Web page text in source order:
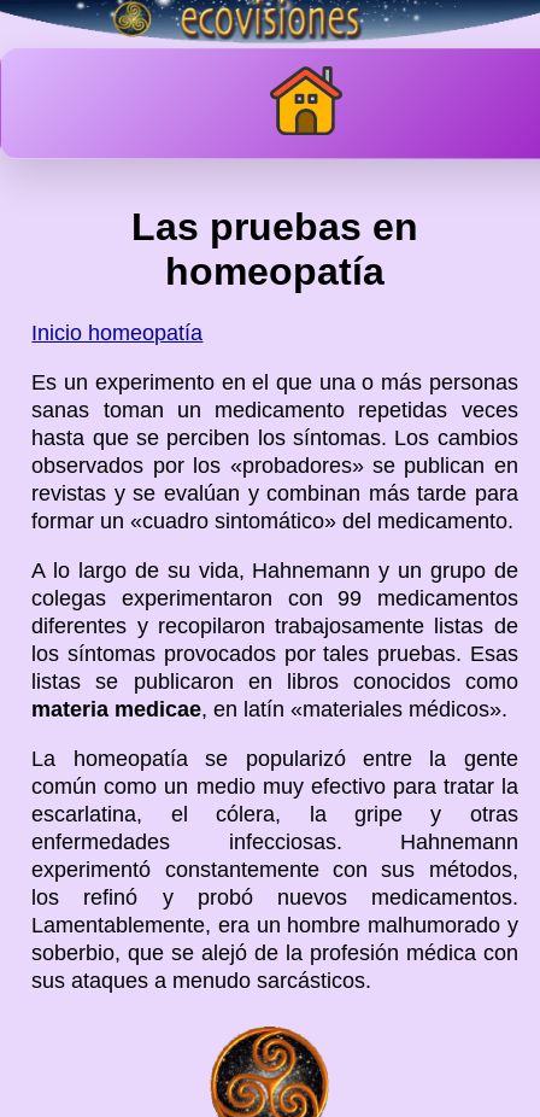
Las pruebas en
homeopatía
Inicio homeopatía
Es un experimento en el que una o más personas
sanas toman un medicamento repetidas veces
hasta que se perciben los síntomas. Los cambios
observados por los «probadores» se publican en
revistas y se evalúan y combinan más tarde para
formar un «cuadro sintomático» del medicamento.
A lo largo de su vida, Hahnemann y un grupo de
colegas experimentaron con 99 medicamentos
diferentes y recopilaron trabajosamente listas de
los síntomas provocados por tales pruebas. Esas
listas se publicaron en libros conocidos como
materia medicae, en latín «materiales médicos».
La homeopatía se popularizó entre la gente
común como un medio muy efectivo para tratar la
escarlatina, el cólera, la gripe y otras
enfermedades infecciosas. Hahnemann
experimentó constantemente con sus métodos,
los refinó y probó nuevos medicamentos.
Lamentablemente, era un hombre malhumorado y
soberbio, que se alejó de la profesión médica con
sus ataques a menudo sarcásticos.